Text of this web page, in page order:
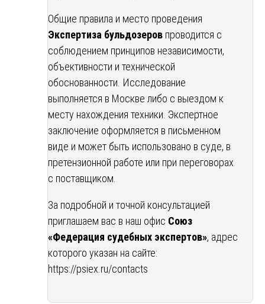
Общие правила и место проведения
Экспертиза бульдозеров проводится с
соблюдением принципов независимости,
объективности и технической
обоснованности. Исследование
выполняется в Москве либо с выездом к
месту нахождения техники. Экспертное
заключение оформляется в письменном
виде и может быть использовано в суде, в
претензионной работе или при переговорах
с поставщиком.
За подробной и точной консультацией
приглашаем вас в наш офис Союз
«Федерация судебных экспертов», адрес
которого указан на сайте:
https://psiex.ru/contacts